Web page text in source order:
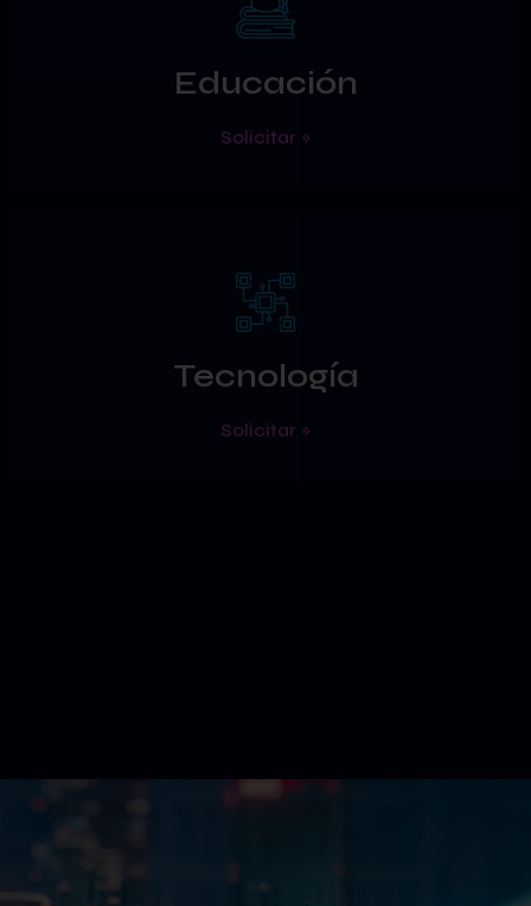
Educación
Solicitar »
Tecnología
Solicitar »